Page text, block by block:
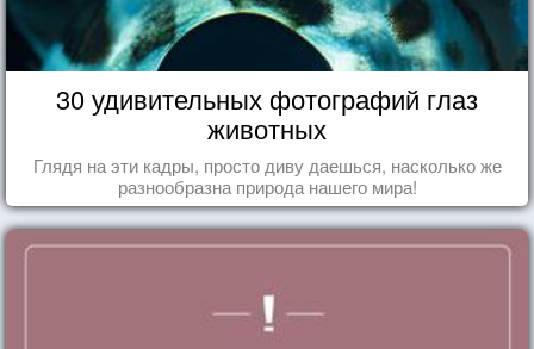
30 удивительных фотографий глаз
животных
Глядя на эти кадры, просто диву даешься, насколько же
разнообразна природа нашего мира!